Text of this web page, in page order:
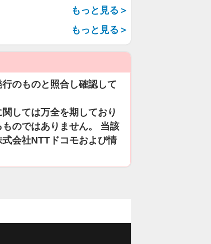
もっと見る＞
もっと見る＞
のものと照合し確認して
しては万全を期しており
のではありません。 当該
会社NTTドコモおよび情